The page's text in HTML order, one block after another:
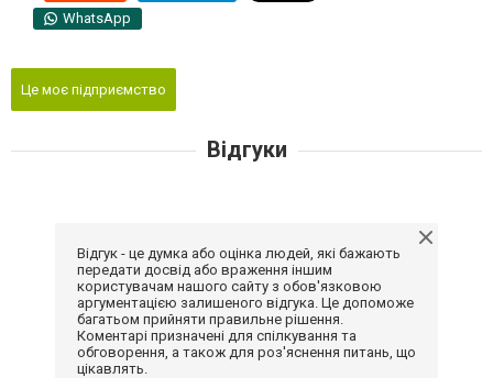
WhatsApp
Це моє підприємство
Відгуки
Відгук - це думка або оцінка людей, які бажають
передати досвід або враження іншим
користувачам нашого сайту з обов'язковою
аргументацією залишеного відгука. Це допоможе
багатьом прийняти правильне рішення.
Коментарі призначені для спілкування та
обговорення, а також для роз'яснення питань, що
цікавлять.